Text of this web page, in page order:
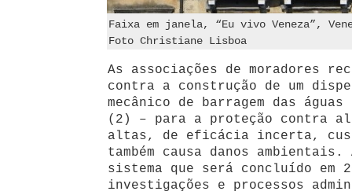
Faixa em janela, “Eu vivo Veneza”,
Foto Christiane Lisboa
As associações de moradores
contra a construção de um
mecânico de barragem das águas
(2) – para a proteção contra
altas, de eficácia incerta,
também causa danos
sistema que será concluído em
investigações e processos